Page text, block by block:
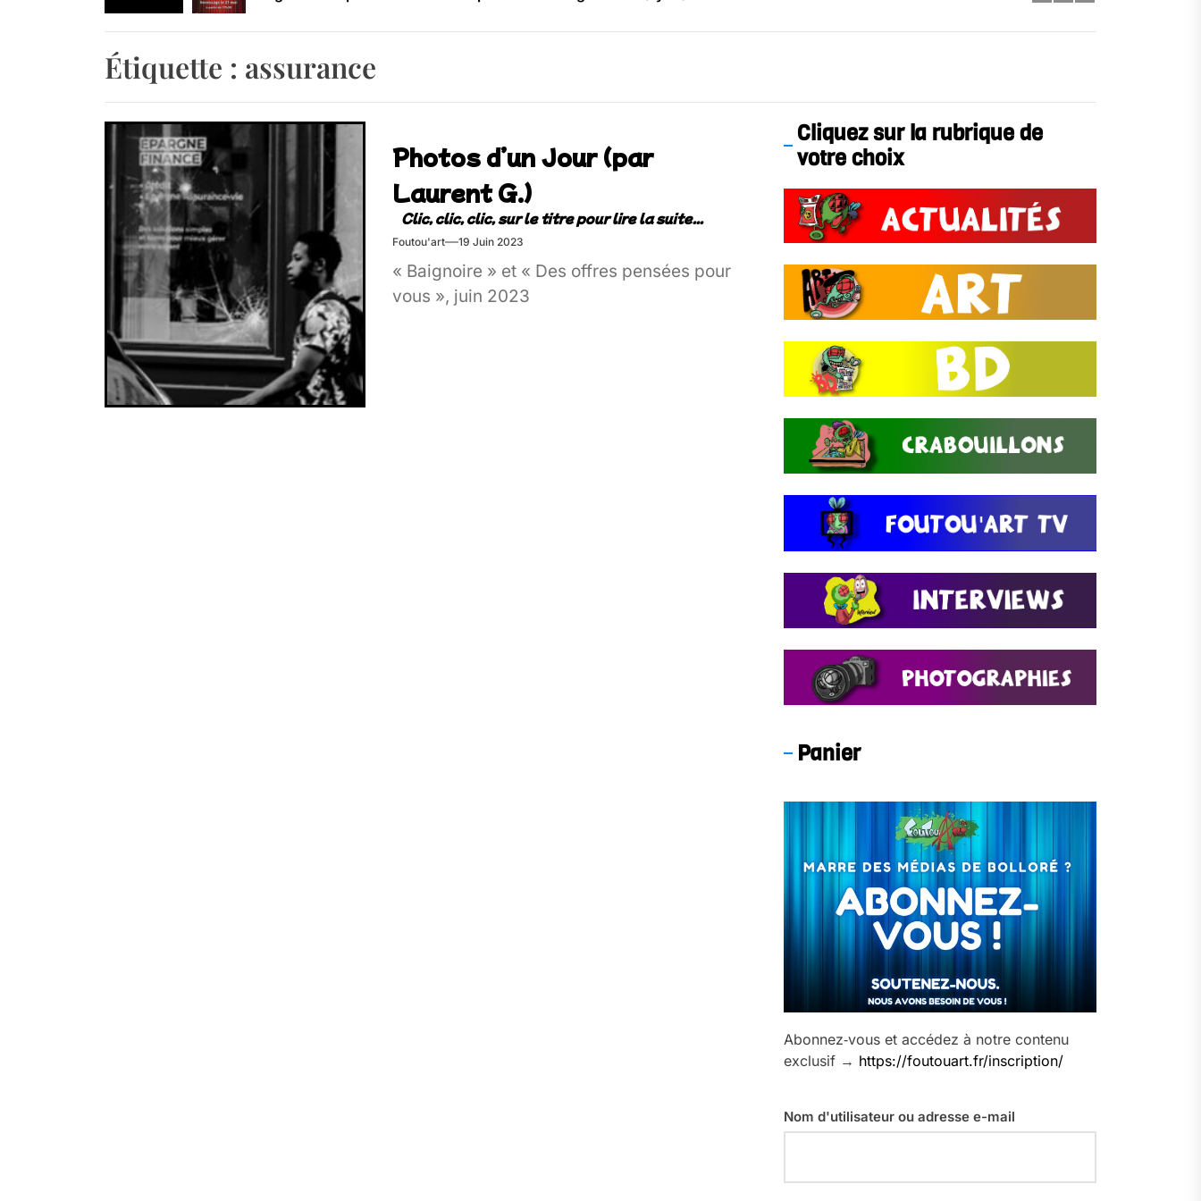
Retrouvez-nous au Bos’Tock Festival – Samedi 18 juillet (Vaulx-en-Velin)
Étiquette : assurance
Photos d’un Jour (par
Laurent G.)
Foutou'art 19 Juin 2023
« Baignoire » et « Des offres pensées pour
vous », juin 2023
Cliquez sur la rubrique de
votre choix
Panier
Abonnez‑vous et accédez à notre contenu
exclusif → https://foutouart.fr/inscription/
Nom d'utilisateur ou adresse e-mail